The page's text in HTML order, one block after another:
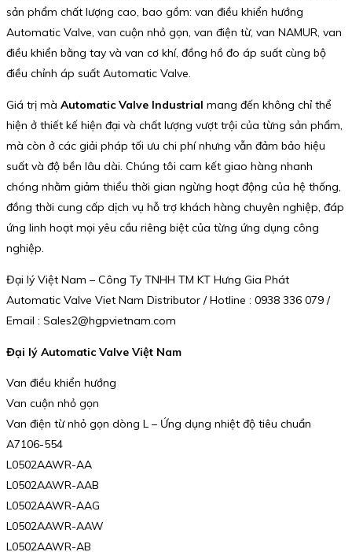
sản phẩm chất lượng cao, bao gồm: van điều khiển hướng
Automatic Valve, van cuộn nhỏ gọn, van điện từ, van NAMUR, van
điều khiển bằng tay và van cơ khí, đồng hồ đo áp suất cùng bộ
điều chỉnh áp suất Automatic Valve.
Giá trị mà Automatic Valve Industrial mang đến không chỉ thể
hiện ở thiết kế hiện đại và chất lượng vượt trội của từng sản phẩm,
mà còn ở các giải pháp tối ưu chi phí nhưng vẫn đảm bảo hiệu
suất và độ bền lâu dài. Chúng tôi cam kết giao hàng nhanh
chóng nhằm giảm thiểu thời gian ngừng hoạt động của hệ thống,
đồng thời cung cấp dịch vụ hỗ trợ khách hàng chuyên nghiệp, đáp
ứng linh hoạt mọi yêu cầu riêng biệt của từng ứng dụng công
nghiệp.
Đại lý Việt Nam – Công Ty TNHH TM KT Hưng Gia Phát
Automatic Valve Viet Nam Distributor / Hotline : 0938 336 079 /
Email : Sales2@hgpvietnam.com
Đại lý Automatic Valve Việt Nam
Van điều khiển hướng
Van cuộn nhỏ gọn
Van điện từ nhỏ gọn dòng L – Ứng dụng nhiệt độ tiêu chuẩn
A7106-554
L0502AAWR-AA
L0502AAWR-AAB
L0502AAWR-AAG
L0502AAWR-AAW
L0502AAWR-AB